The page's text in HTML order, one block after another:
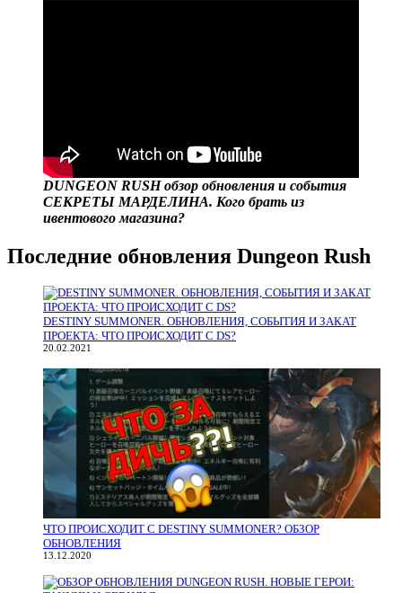
DUNGEON RUSH обзор обновления и события
СЕКРЕТЫ МАРДЕЛИНА. Кого брать из
ивентового магазина?
Последние обновления Dungeon Rush
DESTINY SUMMONER. ОБНОВЛЕНИЯ, СОБЫТИЯ И ЗАКАТ
ПРОЕКТА: ЧТО ПРОИСХОДИТ С DS?
20.02.2021
ЧТО ПРОИСХОДИТ С DESTINY SUMMONER? ОБЗОР
ОБНОВЛЕНИЯ
13.12.2020